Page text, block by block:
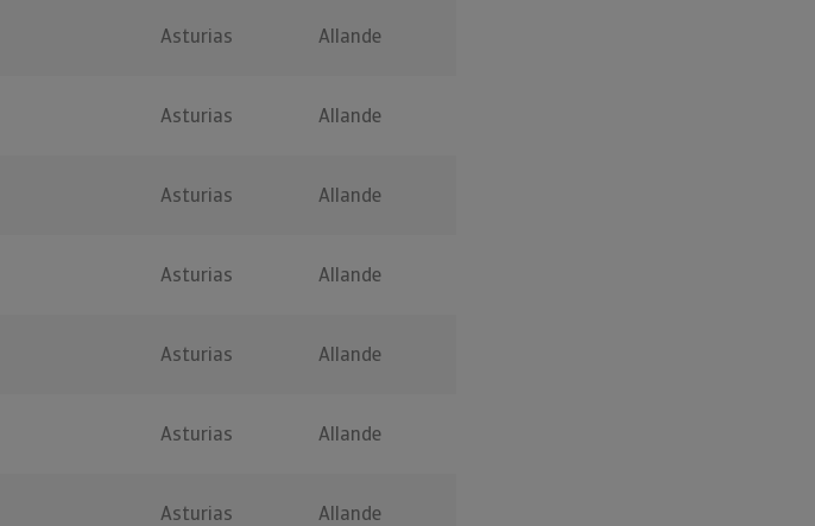
Asturias Allande
Asturias Allande
Asturias Allande
Asturias Allande
Asturias Allande
Asturias Allande
Asturias Allande